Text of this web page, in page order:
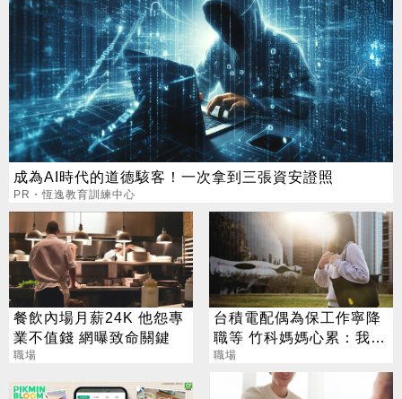
成為AI時代的道德駭客！一次拿到三張資安證照
PR・恆逸教育訓練中心
餐飲內場月薪24K 他怨專
業不值錢 網曝致命關鍵
職場
台積電配偶為保工作寧降
職等 竹科媽媽心累：我不
想辭職
職場